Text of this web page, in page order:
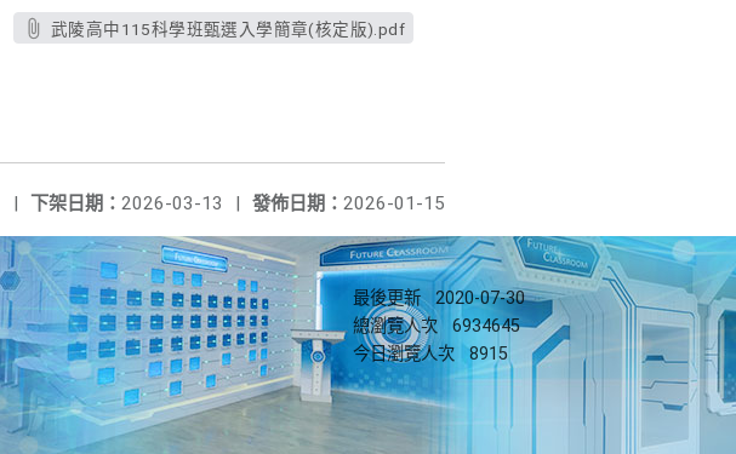
武陵高中115科學班甄選入學簡章(核定版).pdf
發佈日期： 2026-01-15
下架日期： 2026-03-13 |
|
最後更新
2020-07-30
總瀏覽人次
6934645
今日瀏覽人次
8915